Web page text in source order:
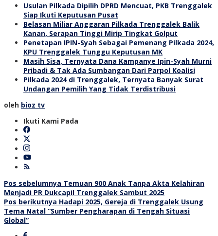
Usulan Pilkada Dipilih DPRD Mencuat, PKB Trenggalek
Siap Ikuti Keputusan Pusat
Belasan Miliar Anggaran Pilkada Trenggalek Balik
Kanan, Serapan Tinggi Mirip Tingkat Golput
Penetapan IPIN-Syah Sebagai Pemenang Pilkada 2024,
KPU Trenggalek Tunggu Keputusan MK
Masih Sisa, Ternyata Dana Kampanye Ipin-Syah Murni
Pribadi & Tak Ada Sumbangan Dari Parpol Koalisi
Pilkada 2024 di Trenggalek, Ternyata Banyak Surat
Undangan Pemilih Yang Tidak Terdistribusi
oleh bioz tv
Ikuti Kami Pada
Navigasi
pos
Pos sebelumnya Temuan 900 Anak Tanpa Akta Kelahiran
Menjadi PR Dukcapil Trenggalek Sambut 2025
Pos berikutnya Hadapi 2025, Gereja di Trenggalek Usung
Tema Natal “Sumber Pengharapan di Tengah Situasi
Global”